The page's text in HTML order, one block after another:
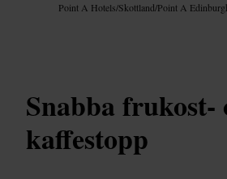
Point A Hotels/Skottland/Point A
Snabba frukost-
kaffestopp